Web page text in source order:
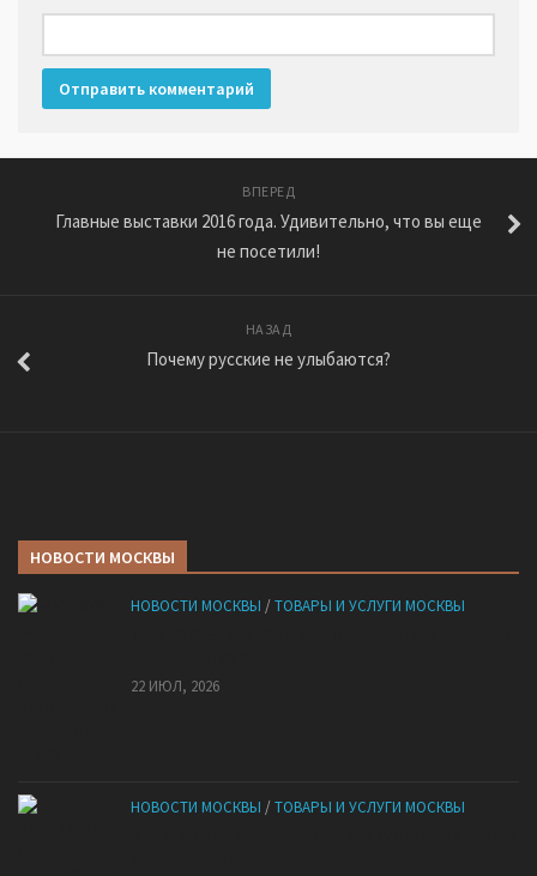
ВПЕРЕД
Главные выставки 2016 года. Удивительно, что вы еще
не посетили!
НАЗАД
Почему русские не улыбаются?
НОВОСТИ МОСКВЫ
НОВОСТИ МОСКВЫ /ТОВАРЫ И УСЛУГИ МОСКВЫ
22 ИЮЛ, 2026
НОВОСТИ МОСКВЫ /ТОВАРЫ И УСЛУГИ МОСКВЫ